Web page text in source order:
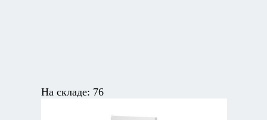
На складе: 76